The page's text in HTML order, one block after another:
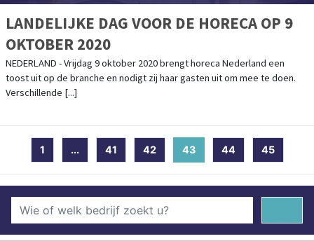
LANDELIJKE DAG VOOR DE HORECA OP 9
OKTOBER 2020
NEDERLAND - Vrijdag 9 oktober 2020 brengt horeca Nederland een
toost uit op de branche en nodigt zij haar gasten uit om mee te doen.
Verschillende [...]
1 ... 41 42 43(current)
44 45